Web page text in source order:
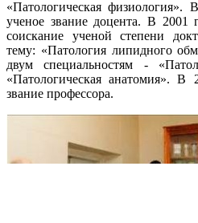
«Патологическая
ученое звание доцента. В 2001
соискание ученой степени
тему: «Патология липидного
двум специальностям -
«Патологическая анатомия». В
звание профессора.